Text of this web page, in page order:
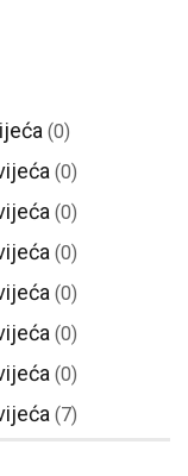
(0)
(0)
(0)
(0)
(0)
(0)
(0)
(7)